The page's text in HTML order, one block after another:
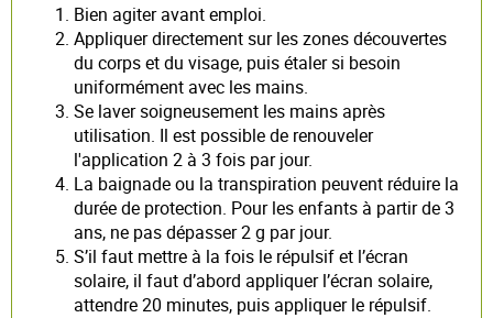
Bien agiter avant emploi.
Appliquer directement sur les zones découvertes
du corps et du visage, puis étaler si besoin
uniformément avec les mains.
Se laver soigneusement les mains après
utilisation. Il est possible de renouveler
l'application 2 à 3 fois par jour.
La baignade ou la transpiration peuvent réduire la
durée de protection. Pour les enfants à partir de 3
ans, ne pas dépasser 2 g par jour.
S’il faut mettre à la fois le répulsif et l’écran
solaire, il faut d’abord appliquer l’écran solaire,
attendre 20 minutes, puis appliquer le répulsif.